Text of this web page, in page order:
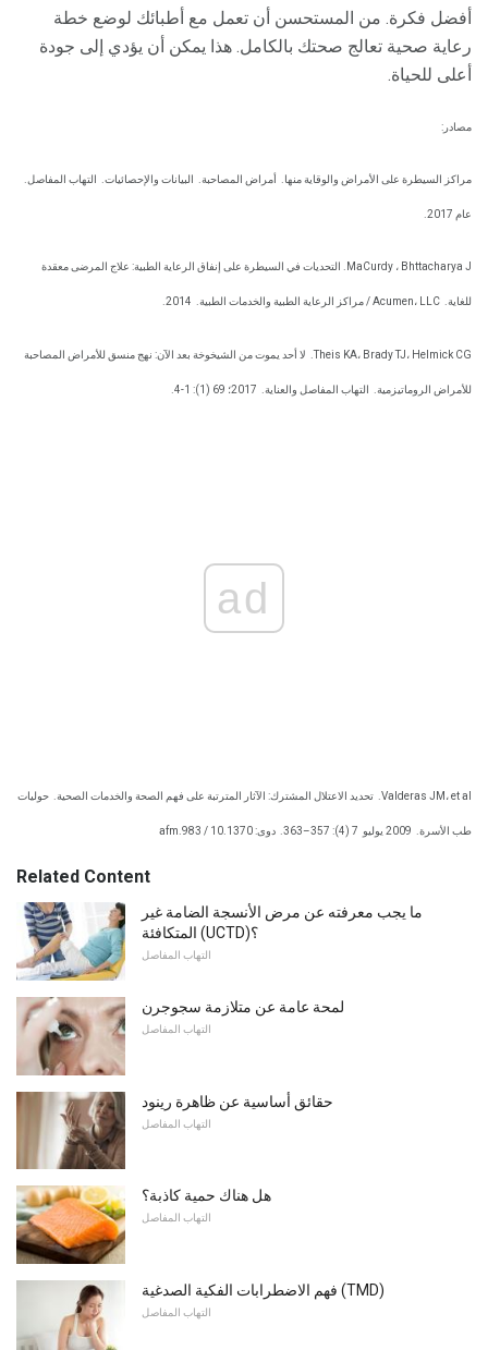
أفضل فكرة. من المستحسن أن تعمل مع أطبائك لوضع خطة
رعاية صحية تعالج صحتك بالكامل. هذا يمكن أن يؤدي إلى جودة
أعلى للحياة.
مصادر:
مراكز السيطرة على الأمراض والوقاية منها. أمراض المصاحبة. البيانات والإحصائيات. التهاب المفاصل.
عام 2017.
MaCurdy ، Bhttacharya J. التحديات في السيطرة على إنفاق الرعاية الطبية: علاج المرضى معقدة
للغاية. Acumen، LLC / مراكز الرعاية الطبية والخدمات الطبية. 2014.
Theis KA، Brady TJ، Helmick CG. لا أحد يموت من الشيخوخة بعد الآن: نهج منسق للأمراض المصاحبة
للأمراض الروماتيزمية. التهاب المفاصل والعناية. 2017؛ 69 (1): 1-4.
ad
Valderas JM، et al. تحديد الاعتلال المشترك: الآثار المترتبة على فهم الصحة والخدمات الصحية. حوليات
طب الأسرة. 2009 يوليو 7 (4): 357–363. دوى: 10.1370 / afm.983
Related Content
ما يجب معرفته عن مرض الأنسجة الضامة غير
المتكافئة (UCTD)؟
التهاب المفاصل
لمحة عامة عن متلازمة سجوجرن
التهاب المفاصل
حقائق أساسية عن ظاهرة رينود
التهاب المفاصل
هل هناك حمية كاذبة؟
التهاب المفاصل
فهم الاضطرابات الفكية الصدغية (TMD)
التهاب المفاصل